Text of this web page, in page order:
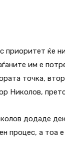
приоритет ќе
им е
точка,
Николов,
додаде
процес, а тоа